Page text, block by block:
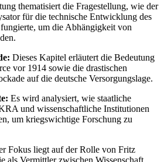
thematisiert die Fragestellung, wie der
für die technische Entwicklung des
um die Abhängigkeit von
Dieses Kapitel erläutert die Bedeutung
vor 1914 sowie die drastischen
auf die deutsche Versorgungslage.
Es wird analysiert, wie staatliche
und wissenschaftliche Institutionen
um kriegswichtige Forschung zu
Fokus liegt auf der Rolle von Fritz
als Vermittler zwischen Wissenschaft,